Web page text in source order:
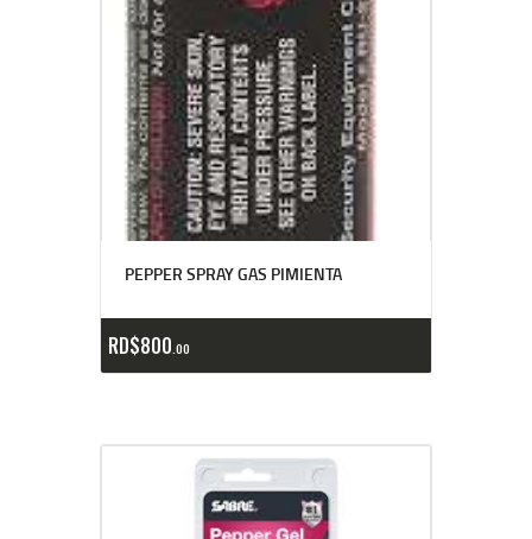
PEPPER SPRAY GAS PIMIENTA
RD$800 00